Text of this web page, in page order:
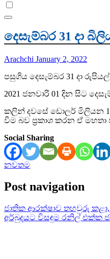
දෙසැම්බර 31 දා
Arachchi January 2, 2022
පසුගිය දෙසැම්බර 31 දා
2021 ජනවාරි 01 දින සිට
කලින් දවසේ ඩොලර් මිලියන
වීම බව ප්‍රකාශ කරන ඒ
Social Sharing
නවතම
Post navigation
ජාතික ආරක්ෂාව තහවුරු
අර්බුදයට විසඳුම රනිල් එක්ක